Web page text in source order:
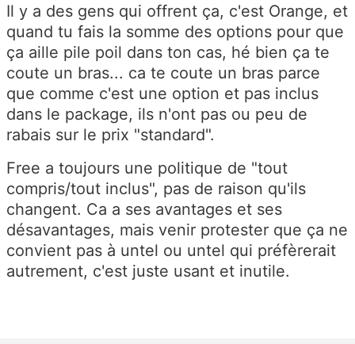
Il y a des gens qui offrent ça, c'est Orange, et
quand tu fais la somme des options pour que
ça aille pile poil dans ton cas, hé bien ça te
coute un bras... ca te coute un bras parce
que comme c'est une option et pas inclus
dans le package, ils n'ont pas ou peu de
rabais sur le prix "standard".
Free a toujours une politique de "tout
compris/tout inclus", pas de raison qu'ils
changent. Ca a ses avantages et ses
désavantages, mais venir protester que ça ne
convient pas à untel ou untel qui préfèrerait
autrement, c'est juste usant et inutile.